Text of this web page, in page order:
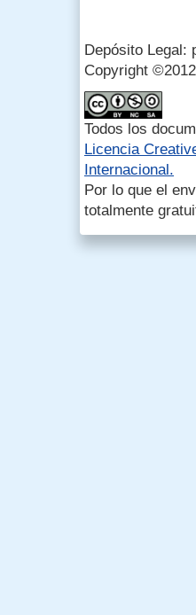
Depósito Legal:
Copyright
Todos los
Licencia
Internacional.
Por lo que el
totalmente